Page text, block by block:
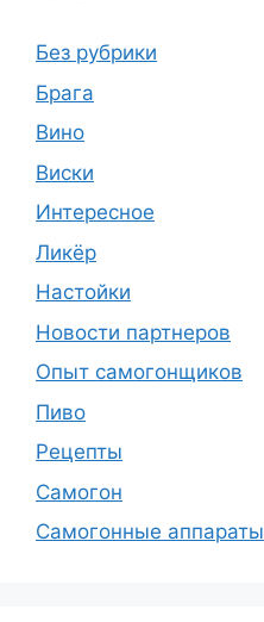
Без рубрики
Брага
Вино
Виски
Интересное
Ликёр
Настойки
Новости партнеров
Опыт самогонщиков
Пиво
Рецепты
Самогон
Самогонные аппараты